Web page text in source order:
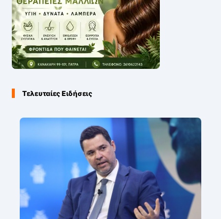
Τελευταίες Ειδήσεις